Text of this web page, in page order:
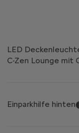
LED
C-Zen Lounge mit
Einparkhilfe hinten